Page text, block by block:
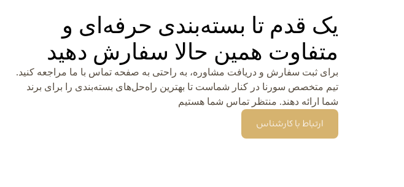
یک قدم تا بسته‌بندی حرفه‌ای و
متفاوت همین حالا سفارش دهید
برای ثبت سفارش و دریافت مشاوره، به راحتی به صفحه تماس با ما مراجعه کنید.
تیم متخصص سورنا در کنار شماست تا بهترین راه‌حل‌های بسته‌بندی را برای برند
شما ارائه دهند. منتظر تماس شما هستیم
ارتباط با کارشناس